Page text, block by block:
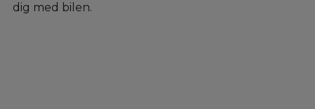
dig med bilen.